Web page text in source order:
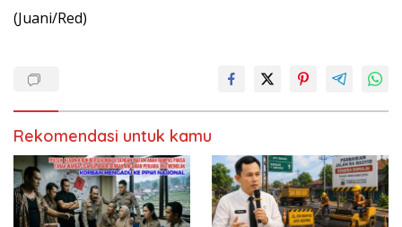
(Juani/Red)
Rekomendasi untuk kamu